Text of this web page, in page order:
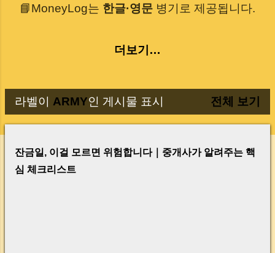
📘MoneyLog는 한글·영문 병기로 제공됩니다.
더보기…
글
라벨이 ARMY인 게시물 표시 전체 보기
잔금일, 이걸 모르면 위험합니다｜중개사가 알려주는 핵
심 체크리스트